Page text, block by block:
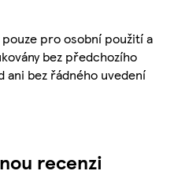
pro osobní použití a
bez předchozího
ani bez řádného uvedení
recenzi